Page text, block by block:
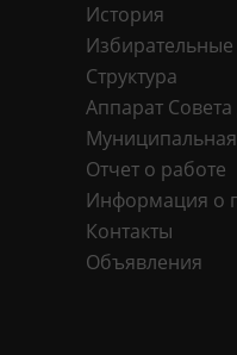
История
Избирательные
Структура
Аппарат Совета
Отчет о работе
Информация о
Контакты
Объявления